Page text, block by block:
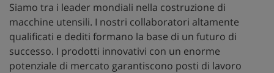
Siamo tra i leader mondiali nella costruzione di
macchine utensili. I nostri collaboratori altamente
qualificati e dediti formano la base di un futuro di
successo. I prodotti innovativi con un enorme
potenziale di mercato garantiscono posti di lavoro